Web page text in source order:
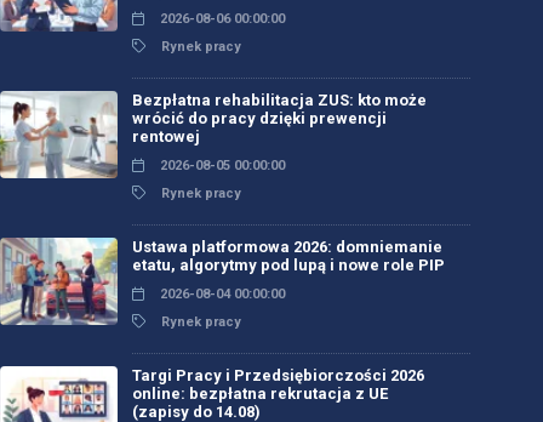
2026-08-06 00:00:00
Rynek pracy
Bezpłatna rehabilitacja ZUS: kto może
wrócić do pracy dzięki prewencji
rentowej
2026-08-05 00:00:00
Rynek pracy
Ustawa platformowa 2026: domniemanie
etatu, algorytmy pod lupą i nowe role PIP
2026-08-04 00:00:00
Rynek pracy
Targi Pracy i Przedsiębiorczości 2026
online: bezpłatna rekrutacja z UE
(zapisy do 14.08)